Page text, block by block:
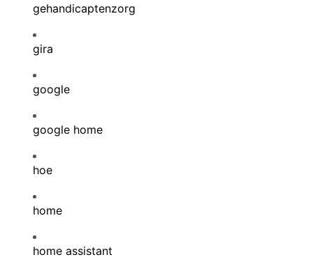
gehandicaptenzorg
gira
google
google home
hoe
home
home assistant